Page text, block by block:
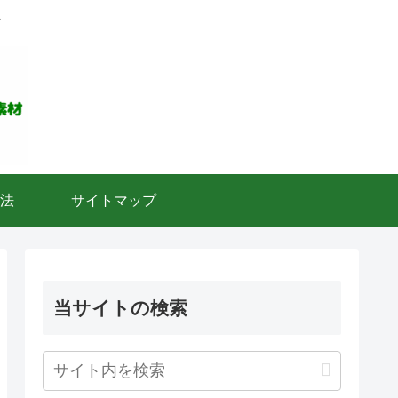
サイトマップ
当サイトの検索